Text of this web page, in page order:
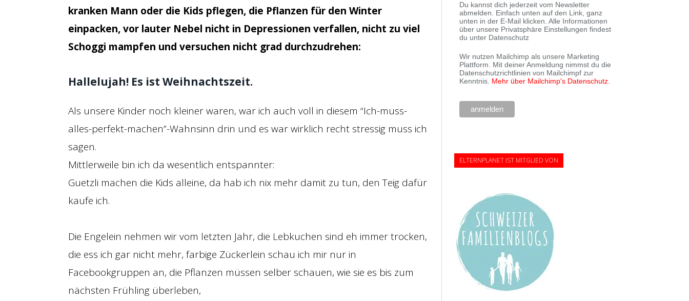
kranken Mann oder die Kids pflegen, die Pflanzen für den Winter
einpacken, vor lauter Nebel nicht in Depressionen verfallen, nicht zu viel
Schoggi mampfen und versuchen nicht grad durchzudrehen:
Hallelujah! Es ist Weihnachtszeit.
Als unsere Kinder noch kleiner waren, war ich auch voll in diesem “Ich-muss-
alles-perfekt-machen”-Wahnsinn drin und es war wirklich recht stressig muss ich
sagen.
Mittlerweile bin ich da wesentlich entspannter:
Guetzli machen die Kids alleine, da hab ich nix mehr damit zu tun, den Teig dafür
kaufe ich.
Die Engelein nehmen wir vom letzten Jahr, die Lebkuchen sind eh immer trocken,
die ess ich gar nicht mehr, farbige Zückerlein schau ich mir nur in
Facebookgruppen an, die Pflanzen müssen selber schauen, wie sie es bis zum
nächsten Frühling überleben,
Du kannst dich jederzeit vom Newsletter
abmelden. Einfach unten auf den Link, ganz
unten in der E-Mail klicken. Alle Informationen
über unsere Privatsphäre Einstellungen findest
du unter Datenschutz
Wir nutzen Mailchimp als unsere Marketing
Plattform. Mit deiner Anmeldung nimmst du die
Datenschutzrichtlinien von Mailchimpf zur
Kenntnis. Mehr über Mailchimp's Datenschutz.
ELTERNPLANET IST MITGLIED VON